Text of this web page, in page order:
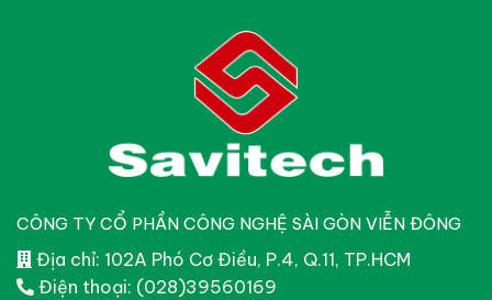
CÔNG TY CỔ PHẦN CÔNG NGHỆ SÀI GÒN VIỄN ĐÔNG
Địa chỉ: 102A Phó Cơ Điều, P.4, Q.11, TP.HCM
Điện thoại: (028)39560169